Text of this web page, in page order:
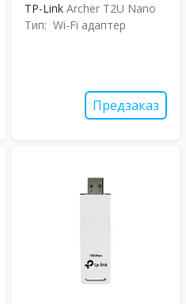
TP-Link Archer T2U Nano
Тип: Wi-Fi адаптер
Предзаказ